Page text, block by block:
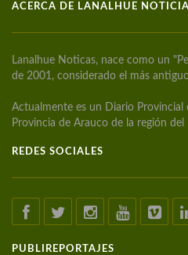
ACERCA DE LANALHUE
Lanalhue Noticas, nace como un
de 2001, considerado el más
Actualmente es un Diario Provincial
Provincia de Arauco de la región del
REDES SOCIALES
PUBLIREPORTAJES